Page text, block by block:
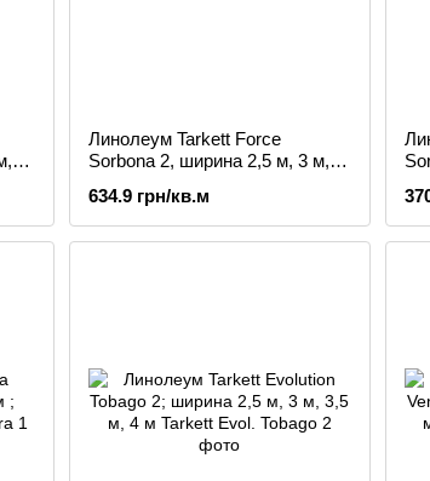
4
Линолеум Tarkett Force
Sorbona 2, ширина 2,5 м, 3 м, 4
634.9 грн/кв.м